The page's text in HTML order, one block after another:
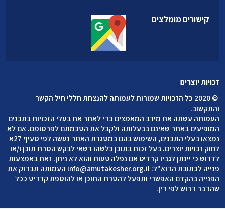
זכויות יוצרים
©
2020 כל הזכויות שמורות לעמותה להנצחת חללי חיל הקשר
והתקשוב.
העמותה עשתה את מירב המאמצים כדי לאתר את בעלי הזכויות בתכנים
המופיעים באתר שאינם בבעלותה ולקבל את הסכמתם לפרסומם. אם לא
נמצאו בעלי התכנים, השימוש בהם במסגרת האתר נעשה לפי סעיף 27א
לחוק זכויות יוצרים. בעל זכות בתוכן כלשהו רשאי לבקש הסרת תוכן ו/או
לדרוש כי יינתן לגביו קרדיט אם נפלה טעות והוא לא ניתן. זאת באמצעות
פנייה לכתובת הדוא"ל: info@amutakesher.org.il העמותה תבדוק את
הפנייה בהקדם האפשרי ותפעל להסרת התוכן או להוספת קרדיט ככל
שהדבר דרוש לפי דין.
קישורים מומלצים